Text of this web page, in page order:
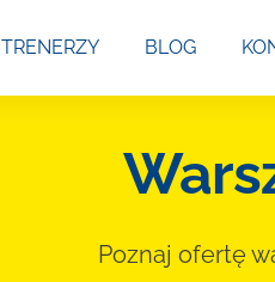
TRENERZY BLOG
Poznaj ofertę